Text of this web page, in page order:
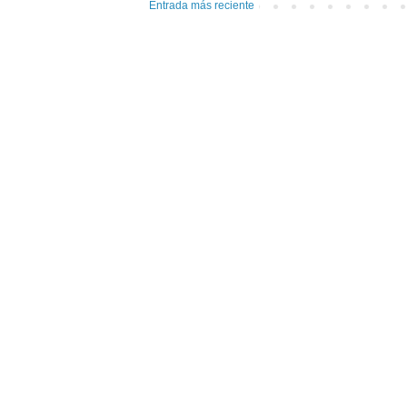
Entrada más reciente